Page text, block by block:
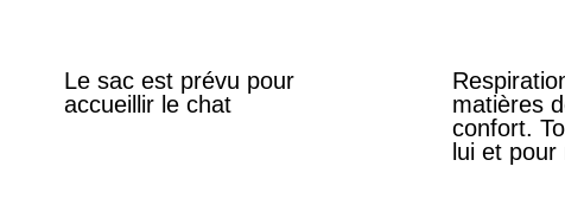
Le sac est prévu pour
accueillir le chat
matières
confort.
lui et pour